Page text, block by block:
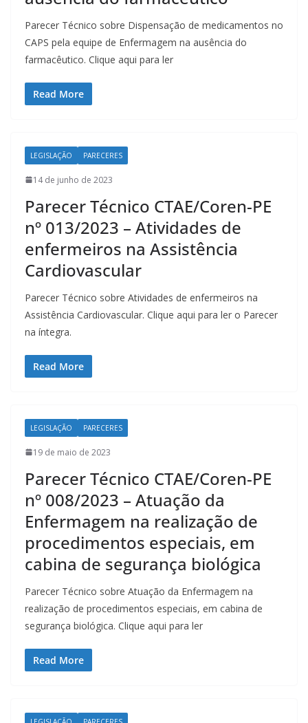
Parecer Técnico sobre Dispensação de medicamentos no
CAPS pela equipe de Enfermagem na ausência do
farmacêutico. Clique aqui para ler
Read More
LEGISLAÇÃO PARECERES
14 de junho de 2023
Parecer Técnico CTAE/Coren-PE
nº 013/2023 – Atividades de
enfermeiros na Assistência
Cardiovascular
Parecer Técnico sobre Atividades de enfermeiros na
Assistência Cardiovascular. Clique aqui para ler o Parecer
na íntegra.
Read More
LEGISLAÇÃO PARECERES
19 de maio de 2023
Parecer Técnico CTAE/Coren-PE
nº 008/2023 – Atuação da
Enfermagem na realização de
procedimentos especiais, em
cabina de segurança biológica
Parecer Técnico sobre Atuação da Enfermagem na
realização de procedimentos especiais, em cabina de
segurança biológica. Clique aqui para ler
Read More